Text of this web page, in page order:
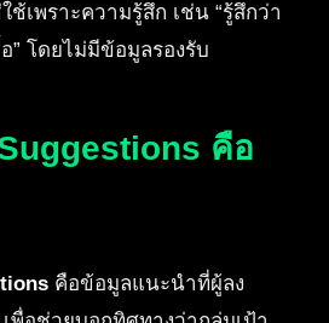
ช้เพราะความรู้สึก เช่น “รู้สึกว่า
โดยไม่มีข้อมูลรองรับ
คือ
คือข้อมูลแนะนำที่ผู้ลง